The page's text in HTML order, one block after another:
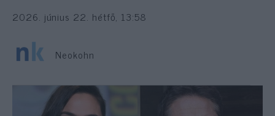
2026. június 22. hétfő, 13:58
Neokohn